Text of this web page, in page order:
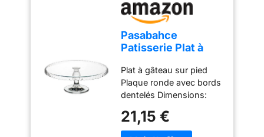
Pasabahce
Patisserie Plat à
Diamètre 32 cm
Plat à gâteau sur pied
Plaque ronde avec bords
dentelés Dimensions:
Convient également pour
d'autres friandises
21,15 €